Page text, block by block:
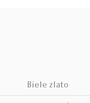
biele zlato